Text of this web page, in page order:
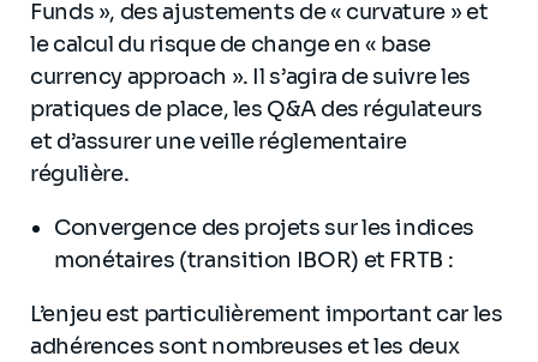
Funds », des ajustements de « curvature » et
le calcul du risque de change en « base
currency approach ». Il s’agira de suivre les
pratiques de place, les Q&A des régulateurs
et d’assurer une veille réglementaire
régulière.
Convergence des projets sur les indices
monétaires (transition IBOR) et FRTB :
L’enjeu est particulièrement important car les
adhérences sont nombreuses et les deux